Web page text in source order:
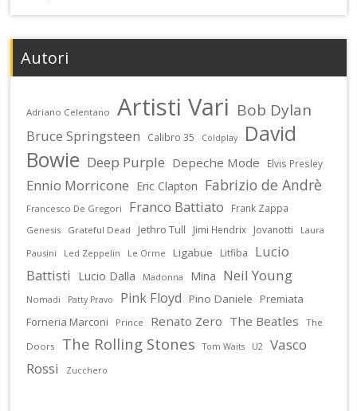
Autori
Adriano Celentano Artisti Vari Bob Dylan
Bruce Springsteen Calibro 35 Coldplay
David
Bowie Deep Purple Depeche Mode Elvis Presley
Ennio Morricone Eric Clapton Fabrizio de Andrè
Francesco De Gregori Franco Battiato Frank Zappa
Genesis Grateful Dead Jethro Tull Jimi Hendrix Jovanotti
Laura
Pausini
Led Zeppelin Le Orme Ligabue Litfiba
Lucio
Battisti
Lucio Dalla Madonna Mina Neil Young
Nomadi Patty Pravo Pink Floyd Pino Daniele
Premiata
Forneria Marconi
Prince Renato Zero The Beatles
The
Doors
The Rolling Stones Tom Waits U2
Vasco
Rossi
Zucchero